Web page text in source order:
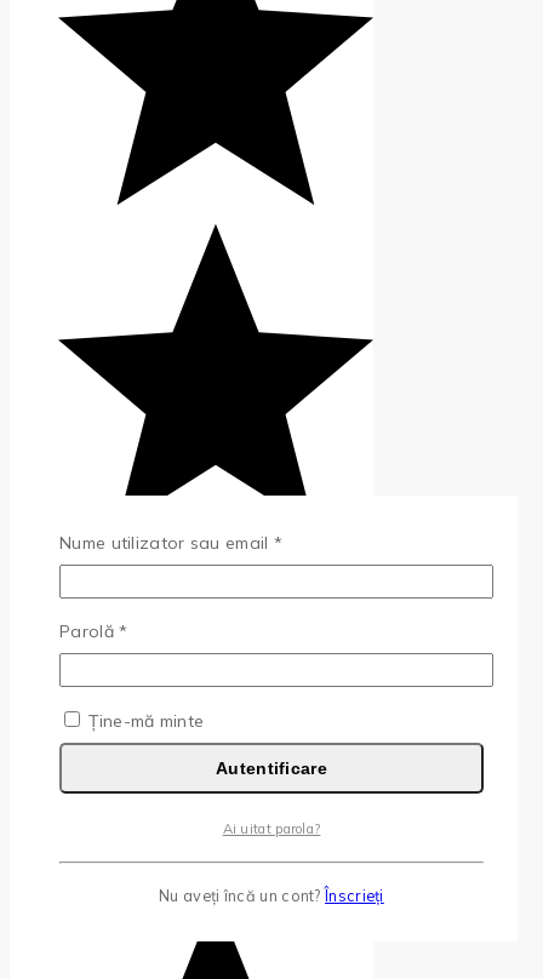
(0)
Nume utilizator sau email *
Parolă*
Ține-mă minte
Autentificare
Ai uitat parola?
Nu aveți încă un cont?Înscrieți